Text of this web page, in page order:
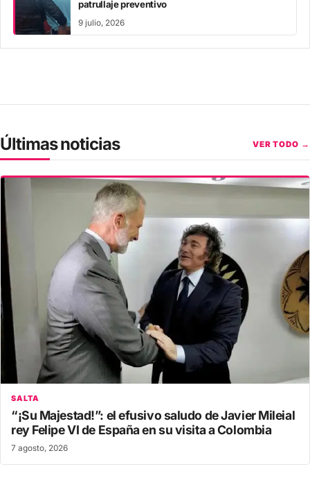
patrullaje preventivo
9 julio, 2026
Últimas noticias VER TODO →
SALTA
“¡Su Majestad!”: el efusivo saludo de Javier Mileial
rey Felipe VI de España en su visita a Colombia
7 agosto, 2026